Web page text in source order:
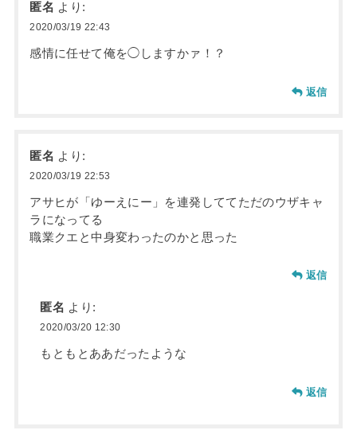
匿名 より:
2020/03/19 22:43
感情に任せて俺を◯しますかァ！？
返信
匿名 より:
2020/03/19 22:53
アサヒが「ゆーえにー」を連発しててただのウザキャ
ラになってる
職業クエと中身変わったのかと思った
返信
匿名 より:
2020/03/20 12:30
もともとああだったような
返信